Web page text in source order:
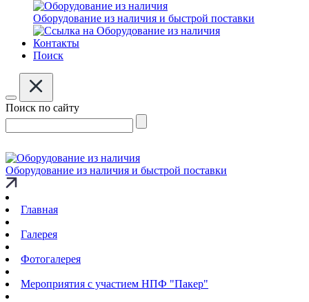
Оборудование из наличия и быстрой поставки
Контакты
Поиск
Поиск по сайту
Оборудование из наличия и быстрой поставки
Главная
Галерея
Фотогалерея
Мероприятия с участием НПФ "Пакер"